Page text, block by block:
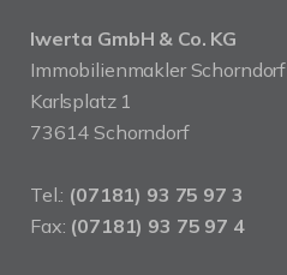
Iwerta GmbH & Co. KG
Immobilienmakler Schorndorf
Karlsplatz 1
73614 Schorndorf
Tel.: (07181) 93 75 97 3
Fax: (07181) 93 75 97 4